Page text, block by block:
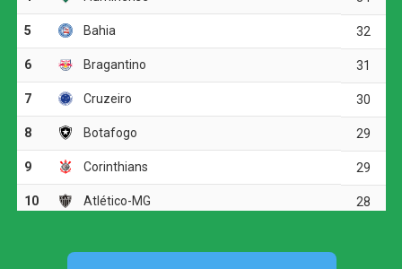
Gabriel Delfim a fazer uma boa defesa.
A equipe da casa continuou pressionando, e aos 30
minutos, Alejo Cruz cobrou falta na área, e Luiz Fernando
cabeceou, mas novamente Gabriel Delfim salvou o Galo.
O Atlético-MG ainda ameaçou com Alisson aos 42
minutos, mas Ronaldo fez outra defesa importante.
Segundo tempo
Rubens chutou para fora. Aos oito minutos, Igor Rabello